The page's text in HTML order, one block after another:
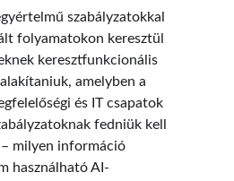
szabályzatokkal
folyamatokon keresztül
keresztfunkcionális
amelyben a
és IT csapatok
fedniük kell
milyen információ
használható AI-